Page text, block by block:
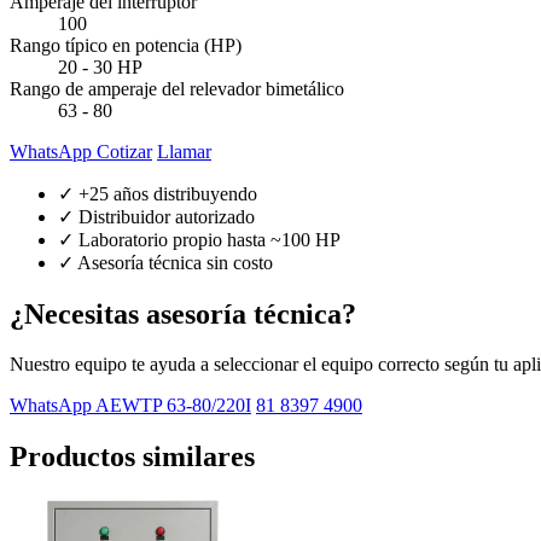
100
Rango típico en potencia (HP)
20 - 30 HP
Rango de amperaje del relevador bimetálico
63 - 80
WhatsApp Cotizar Llamar
✓ +25 años distribuyendo
✓ Distribuidor autorizado
✓ Laboratorio propio hasta ~100 HP
✓ Asesoría técnica sin costo
¿Necesitas asesoría técnica?
Nuestro equipo te ayuda a seleccionar el equipo correcto según tu
WhatsApp AEWTP 63-80/220I 81 8397 4900
Productos similares